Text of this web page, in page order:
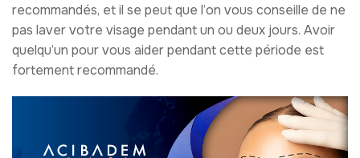
recommandés, et il se peut que l’on vous conseille de ne
pas laver votre visage pendant un ou deux jours. Avoir
quelqu’un pour vous aider pendant cette période est
fortement recommandé.